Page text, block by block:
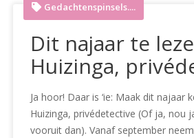
Gedachtenspinsels....
Dit najaar te
Huizinga,
Ja hoor! Daar is ‘ie: Maak dit najaar
Huizinga, privédetective (Of ja, nou
vooruit dan). Vanaf september